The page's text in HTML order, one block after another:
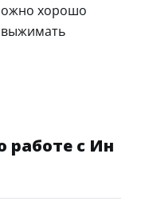
хорошо
выжимать
работе с Ин